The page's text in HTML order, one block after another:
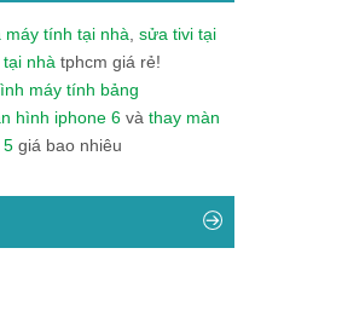
máy tính tại nhà, sửa tivi tại
tại nhà tphcm giá rẻ!
máy tính bảng
hình iphone 6 và thay màn
5 giá bao nhiêu